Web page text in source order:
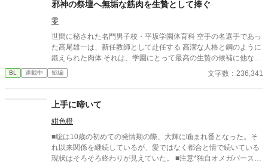
邪神の祭壇へ無垢な筋肉を生贄として捧ぐ
零
世間に秘された名門男子校・平坂学園体育科 空手の名選手であっ
た高尾雄一は、新任教師として赴任する 高潔な人格と鋼のように
鍛えられた肉体 それは、学園にとって最高の生贄の候補に他なら
なかった 至高の筋肉を持つ、精神を削られ意志をなくした青年を
太古の神に捧げるため、“水”、“風”、“土”の信奉者達が暗躍する 意
校で繰り広げられるダークファンタジー
BL 連載中 短編 文字数：236,341
上手に啼いて
紺色橙
■聡は10歳の初めての発情期の際、大輝に噛まれ番となった。そ
れ以来関係を継続しているが、愛ではなく都合と情で続いている
現状はそろそろ終わりが見えていた。 ■注意*独自オメガバース設